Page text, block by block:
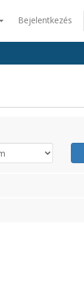
Bejelentkezés